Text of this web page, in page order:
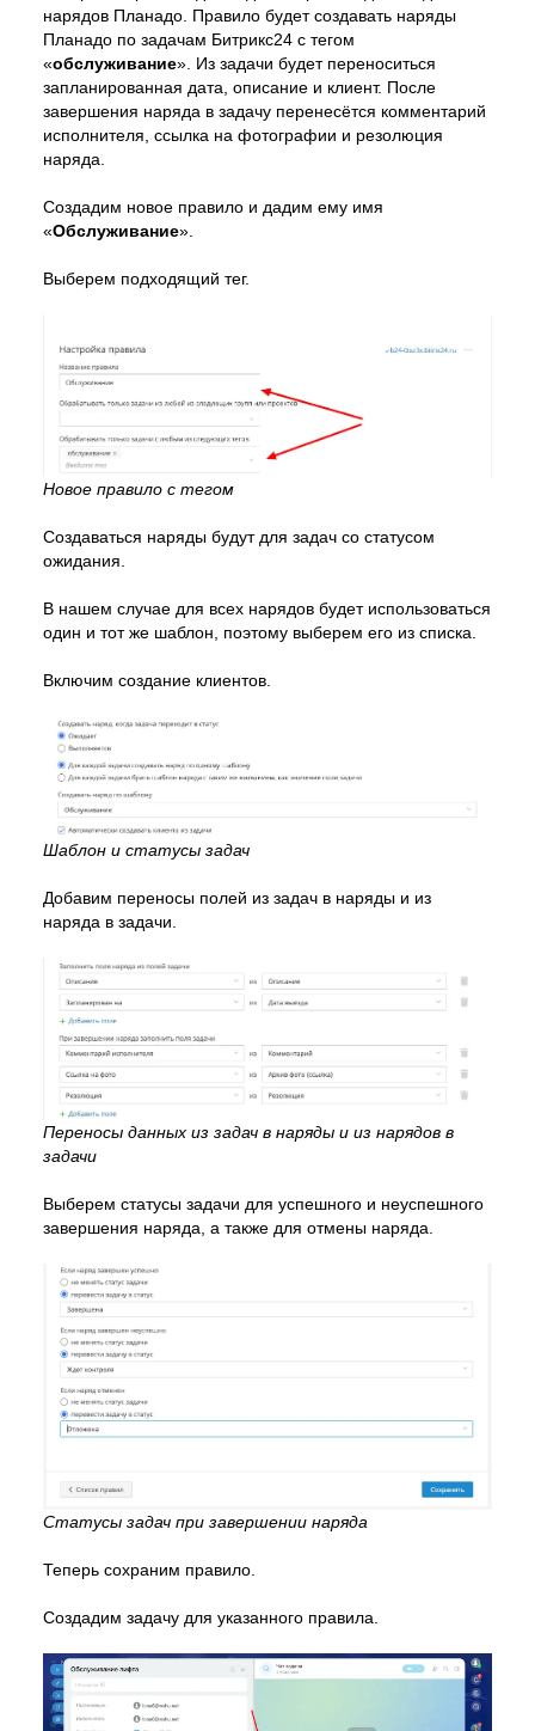
нарядов Планадо. Правило будет создавать наряды
Планадо по задачам Битрикс24 с тегом
«обслуживание». Из задачи будет переноситься
запланированная дата, описание и клиент. После
завершения наряда в задачу перенесётся комментарий
исполнителя, ссылка на фотографии и резолюция
наряда.
Создадим новое правило и дадим ему имя
«Обслуживание».
Выберем подходящий тег.
Новое правило с тегом
Создаваться наряды будут для задач со статусом
ожидания.
В нашем случае для всех нарядов будет использоваться
один и тот же шаблон, поэтому выберем его из списка.
Включим создание клиентов.
Шаблон и статусы задач
Добавим переносы полей из задач в наряды и из
наряда в задачи.
Переносы данных из задач в наряды и из нарядов в
задачи
Выберем статусы задачи для успешного и неуспешного
завершения наряда, а также для отмены наряда.
Статусы задач при завершении наряда
Теперь сохраним правило.
Создадим задачу для указанного правила.